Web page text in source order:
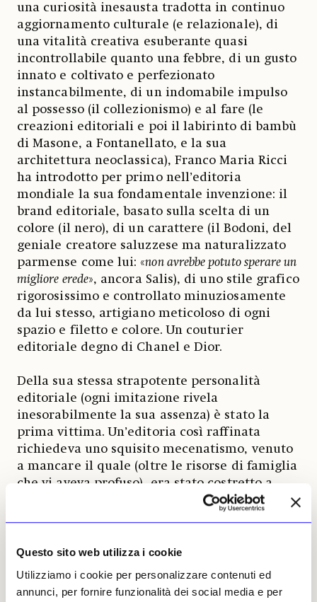
Questo sito web utilizza i cookie
Utilizziamo i cookie per personalizzare contenuti ed
annunci, per fornire funzionalità dei social media e per
una curiosità inesausta tradotta in continuo
aggiornamento culturale (e relazionale), di
una vitalità creativa esuberante quasi
incontrollabile quanto una febbre, di un gusto
innato e coltivato e perfezionato
instancabilmente, di un indomabile impulso
al possesso (il collezionismo) e al fare (le
creazioni editoriali e poi il labirinto di bambù
di Masone, a Fontanellato, e la sua
architettura neoclassica), Franco Maria Ricci
ha introdotto per primo nell’editoria
mondiale la sua fondamentale invenzione: il
brand editoriale, basato sulla scelta di un
colore (il nero), di un carattere (il Bodoni, del
geniale creatore saluzzese ma naturalizzato
parmense come lui: «non avrebbe potuto sperare un
migliore erede», ancora Salis), di uno stile grafico
rigorosissimo e controllato minuziosamente
da lui stesso, artigiano meticoloso di ogni
spazio e filetto e colore. Un couturier
editoriale degno di Chanel e Dior.
Della sua stessa strapotente personalità
editoriale (ogni imitazione rivela
inesorabilmente la sua assenza) è stato la
prima vittima. Un’editoria così raffinata
richiedeva uno squisito mecenatismo, venuto
a mancare il quale (oltre le risorse di famiglia
che vi aveva profuso), era stato costretto a
smettere la rivista inimitabile e ad alienare
presso gli ambiziosi e numerosi committenti
industriali, perché l’assoluta predominanza
stilistica del prodotto e la forza del creatore